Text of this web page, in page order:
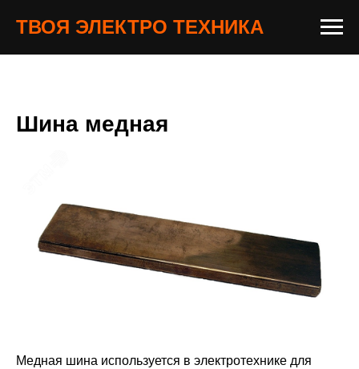
ТВОЯ ЭЛЕКТРО ТЕХНИКА
Шина медная
Медная шина используется в электротехнике для